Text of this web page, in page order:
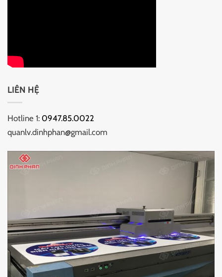
LIÊN HỆ
Hotline 1: 0947.85.0022
quanlv.dinhphan@gmail.com